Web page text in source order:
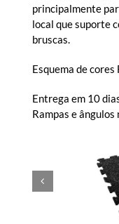
principalmente
local que suporte
bruscas.
Esquema de
Entrega em 10
Rampas e